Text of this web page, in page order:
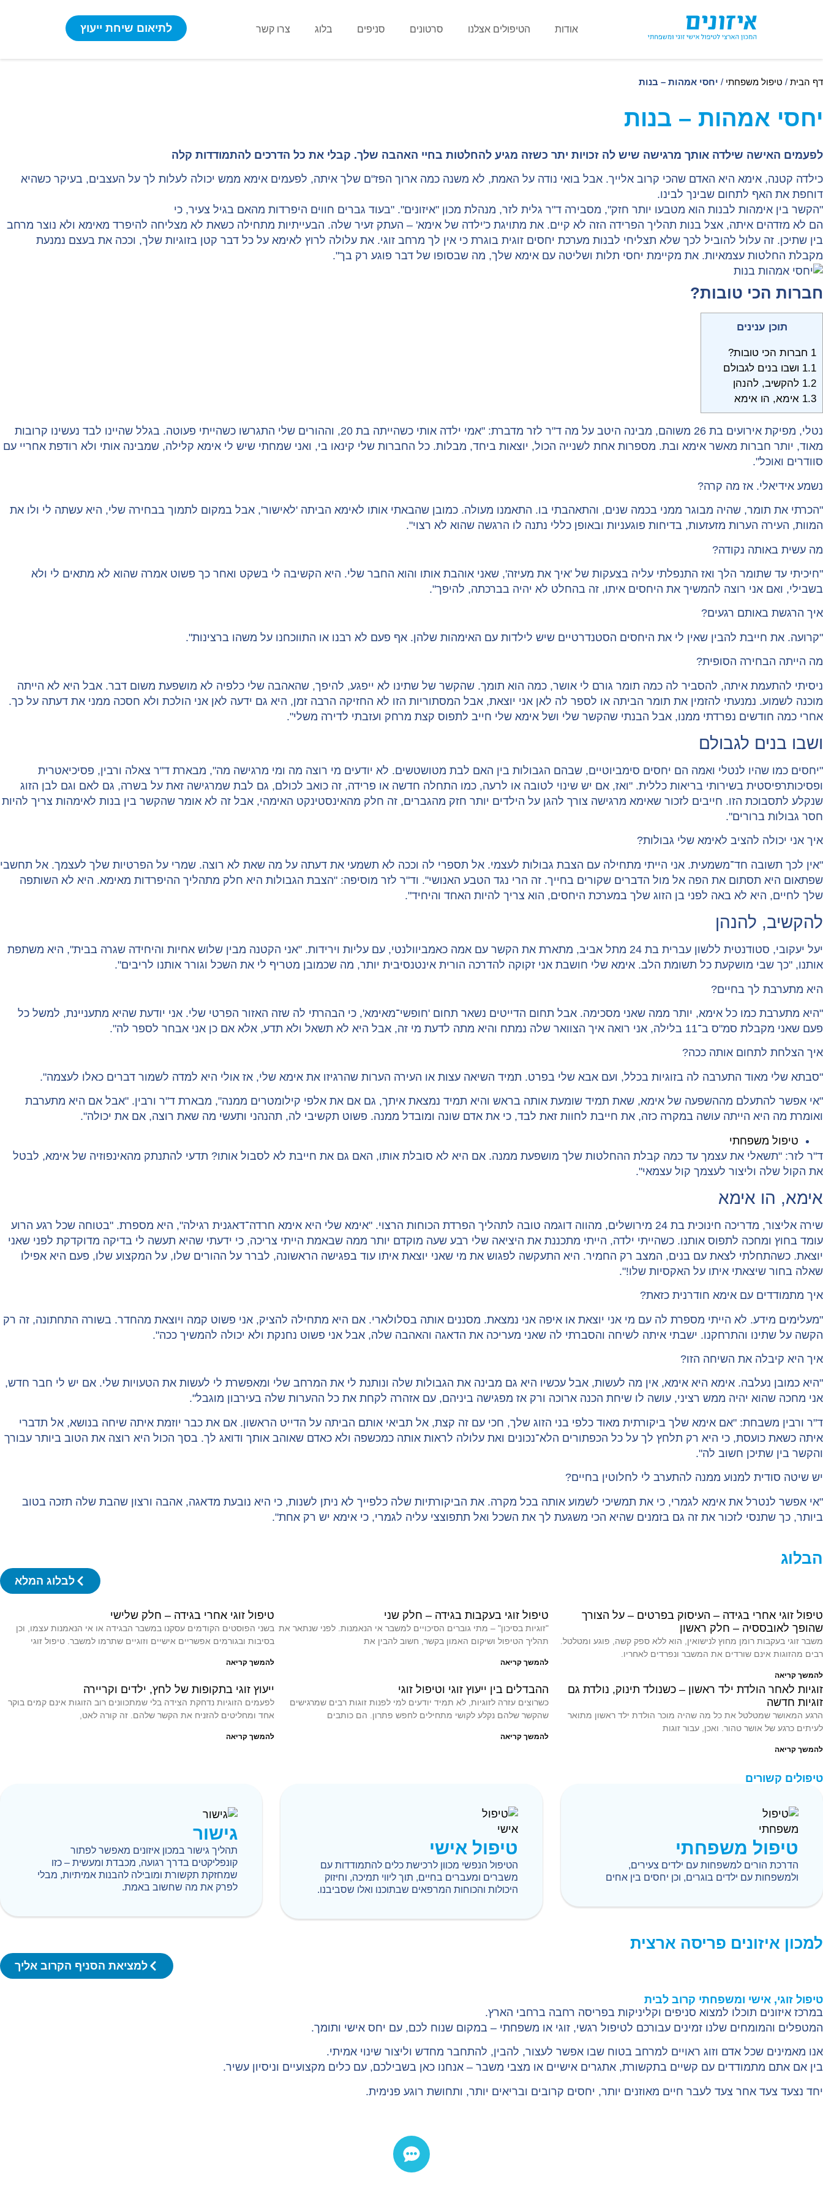
אודות הטיפולים אצלנו סרטונים סניפים בלוג צרו קשר לתיאום שיחת ייעוץ
דף הבית / טיפול משפחתי / יחסי אמהות – בנות
יחסי אמהות – בנות
לפעמים האישה שילדה אותך מרגישה שיש לה זכויות יתר כשזה מגיע להחלטות בחיי האהבה שלך. קבלי את כל הדרכים להתמודדות קלה
כילדה קטנה, אימא היא האדם שהכי קרוב אלייך. אבל בואי נודה על האמת, לא משנה כמה ארוך הפז"ם שלך איתה, לפעמים אימא ממש יכולה לעלות לך על העצבים, בעיקר כשהיא
דוחפת את האף לתחום שבינך לבינו.
"הקשר בין אימהות לבנות הוא מטבעו יותר חזק", מסבירה ד"ר גלית לזר, מנהלת מכון "איזונים". "בעוד גברים חווים היפרדות מהאם בגיל צעיר, כי
הם לא מזדהים איתה, אצל בנות תהליך הפרידה הזה לא קיים. את מתויגת כ'ילדה של אימא' – העתק זעיר שלה. הבעייתיות מתחילה כשאת לא מצליחה להיפרד מאימא ולא נוצר מרחב
בין שתיכן. זה עלול להוביל לכך שלא תצליחי לבנות מערכת יחסים זוגית בוגרת כי אין לך מרחב זוגי. את עלולה לרוץ לאימא על כל דבר קטן בזוגיות שלך, וככה את בעצם נמנעת
מקבלת החלטות עצמאיות. את מקיימת יחסי תלות ושליטה עם אימא שלך, מה שבסופו של דבר פוגע רק בך".
חברות הכי טובות?
תוכן ענינים
1 חברות הכי טובות?
1.1 ושבו בנים לגבולם
1.2 להקשיב, להנהן
1.3 אימא, הו אימא
נטלי, מפיקת אירועים בת 26 משוהם, מבינה היטב על מה ד"ר לזר מדברת: "אמי ילדה אותי כשהייתה בת 20, וההורים שלי התגרשו כשהייתי פעוטה. בגלל שהיינו לבד נעשינו קרובות
מאוד, יותר חברות מאשר אימא ובת. מספרות אחת לשנייה הכול, יוצאות ביחד, מבלות. כל החברות שלי קינאו בי, ואני שמחתי שיש לי אימא קלילה, שמבינה אותי ולא רודפת אחריי עם
סוודרים ואוכל".
נשמע אידיאלי. אז מה קרה?
"הכרתי את תומר, שהיה מבוגר ממני בכמה שנים, והתאהבתי בו. התאמנו מעולה. כמובן שהבאתי אותו לאימא הביתה 'לאישור', אבל במקום לתמוך בבחירה שלי, היא עשתה לי ולו את
המוות, העירה הערות מזעזעות, בדיחות פוגעניות ובאופן כללי נתנה לו הרגשה שהוא לא רצוי".
מה עשית באותה נקודה?
"חיכיתי עד שתומר הלך ואז התנפלתי עליה בצעקות של 'איך את מעיזה', שאני אוהבת אותו והוא החבר שלי. היא הקשיבה לי בשקט ואחר כך פשוט אמרה שהוא לא מתאים לי ולא
בשבילי, ואם אני רוצה להמשיך את היחסים איתו, זה בהחלט לא יהיה בברכתה, להיפך".
איך הרגשת באותם רגעים?
"קרועה. את חייבת להבין שאין לי את היחסים הסטנדרטיים שיש לילדות עם האימהות שלהן. אף פעם לא רבנו או התווכחנו על משהו ברצינות".
מה הייתה הבחירה הסופית?
ניסיתי להתעמת איתה, להסביר לה כמה תומר גורם לי אושר, כמה הוא תומך. שהקשר של שתינו לא ייפגע, להיפך, שהאהבה שלי כלפיה לא מושפעת משום דבר. אבל היא לא הייתה
מוכנה לשמוע. נמנעתי להזמין את תומר הביתה או לספר לה לאן אני יוצאת, אבל המסתוריות הזו לא החזיקה הרבה זמן, היא גם ידעה לאן אני הולכת ולא חסכה ממני את דעתה על כך.
אחרי כמה חודשים נפרדתי ממנו, אבל הבנתי שהקשר שלי ושל אימא שלי חייב לתפוס קצת מרחק ועזבתי לדירה משלי".
ושבו בנים לגבולם
"יחסים כמו שהיו לנטלי ואמה הם יחסים סימביוטיים, שבהם הגבולות בין האם לבת מטושטשים. לא יודעים מי רוצה מה ומי מרגישה מה", מבארת ד"ר צאלה ורבין, פסיכיאטרית
ופסיכותרפיסטית בשירותי בריאות כללית. "ואז, אם יש שינוי לטובה או לרעה, כמו התחלה חדשה או פרידה, זה כואב לכולם, גם לבת שמרגישה זאת על בשרה, גם לאם וגם לבן הזוג
שנקלע לתסבוכת הזו. חייבים לזכור שאימא מרגישה צורך להגן על הילדים יותר חזק מהגברים, זה חלק מהאינסטינקט האימהי, אבל זה לא אומר שהקשר בין בנות לאימהות צריך להיות
חסר גבולות ברורים".
איך אני יכולה להציב לאימא שלי גבולות?
"אין לכך תשובה חד־משמעית. אני הייתי מתחילה עם הצבת גבולות לעצמי. אל תספרי לה וככה לא תשמעי את דעתה על מה שאת לא רוצה. שמרי על הפרטיות שלך לעצמך. אל תחשבי
שפתאום היא תסתום את הפה אל מול הדברים שקורים בחייך. זה הרי נגד הטבע האנושי". וד"ר לזר מוסיפה: "הצבת הגבולות היא חלק מתהליך ההיפרדות מאימא. היא לא השותפה
שלך לחיים, היא לא באה לפני בן הזוג שלך במערכת היחסים, הוא צריך להיות האחד והיחיד".
להקשיב, להנהן
יעל יעקובי, סטודנטית ללשון עברית בת 24 מתל אביב, מתארת את הקשר עם אמה כאמביוולנטי, עם עליות וירידות. "אני הקטנה מבין שלוש אחיות והיחידה שגרה בבית", היא משתפת
אותנו, "כך שבי מושקעת כל תשומת הלב. אימא שלי חושבת אני זקוקה להדרכה הורית אינטנסיבית יותר, מה שכמובן מטריף לי את השכל וגורר אותנו לריבים".
היא מתערבת לך בחיים?
"היא מתערבת כמו כל אימא, יותר ממה שאני מסכימה. אבל תחום הדייטים נשאר תחום 'חופשי־מאימא', כי הבהרתי לה שזה האזור הפרטי שלי. אני יודעת שהיא מתעניינת, למשל כל
פעם שאני מקבלת סמ"ס ב־11 בלילה, אני רואה איך הצוואר שלה נמתח והיא מתה לדעת מי זה, אבל היא לא תשאל ולא תדע, אלא אם כן אני אבחר לספר לה".
איך הצלחת לתחום אותה ככה?
"סבתא שלי מאוד התערבה לה בזוגיות בכלל, ועם אבא שלי בפרט. תמיד השיאה עצות או העירה הערות שהרגיזו את אימא שלי, אז אולי היא למדה לשמור דברים כאלו לעצמה".
"אי אפשר להתעלם מההשפעה של אימא, שאת תמיד שומעת אותה בראש והיא תמיד נמצאת איתך, גם אם את אלפי קילומטרים ממנה", מבארת ד"ר ורבין. "אבל אם היא מתערבת
ואומרת מה היא הייתה עושה במקרה כזה, את חייבת לחוות זאת לבד, כי את אדם שונה ומובדל ממנה. פשוט תקשיבי לה, תהנהני ותעשי מה שאת רוצה, אם את יכולה".
טיפול משפחתי
ד"ר לזר: "תשאלי את עצמך עד כמה קבלת ההחלטות שלך מושפעת ממנה. אם היא לא סובלת אותו, האם גם את חייבת לא לסבול אותו? תדעי להתנתק מהאינפוזיה של אימא, לבטל
את הקול שלה וליצור לעצמך קול עצמאי".
אימא, הו אימא
שירה אליצור, מדריכה חינוכית בת 24 מירושלים, מהווה דוגמה טובה לתהליך הפרדת הכוחות הרצוי. "אימא שלי היא אימא חרדה־דאגנית רגילה", היא מספרת. "בטוחה שכל רגע הרוע
עומד בחוץ ומחכה לתפוס אותנו. כשהייתי ילדה, הייתי מתכננת את היציאה שלי רבע שעה מוקדם יותר ממה שבאמת הייתי צריכה, כי ידעתי שהיא תעשה לי בדיקה מדוקדקת לפני שאני
יוצאת. כשהתחלתי לצאת עם בנים, המצב רק החמיר. היא התעקשה לפגוש את מי שאני יוצאת איתו עוד בפגישה הראשונה, לברר על ההורים שלו, על המקצוע שלו, פעם היא אפילו
שאלה בחור שיצאתי איתו על האקסיות שלו!".
איך מתמודדים עם אימא חודרנית כזאת?
"מעלימים מידע. לא הייתי מספרת לה עם מי אני יוצאת או איפה אני נמצאת. מסננים אותה בסלולארי. אם היא מתחילה להציק, אני פשוט קמה ויוצאת מהחדר. בשורה התחתונה, זה רק
הקשה על שתינו והתרחקנו. ישבתי איתה לשיחה והסברתי לה שאני מעריכה את הדאגה והאהבה שלה, אבל אני פשוט נחנקת ולא יכולה להמשיך ככה".
איך היא קיבלה את השיחה הזו?
"היא כמובן נעלבה. אימא היא אימא, אין מה לעשות, אבל עכשיו היא גם מבינה את הגבולות שלה ונותנת לי את המרחב שלי ומאפשרת לי לעשות את הטעויות שלי. אם יש לי חבר חדש,
אני מחכה שהוא יהיה ממש רציני, עושה לו שיחת הכנה ארוכה ורק אז מפגישה ביניהם, עם אזהרה לקחת את כל ההערות שלה בעירבון מוגבל".
ד"ר ורבין משבחת: "אם אימא שלך ביקורתית מאוד כלפי בני הזוג שלך, חכי עם זה קצת, אל תביאי אותם הביתה על הדייט הראשון. אם את כבר יוזמת איתה שיחה בנושא, אל תדברי
איתה כשאת כועסת, כי היא רק תלחץ לך על כל הכפתורים הלא־נכונים ואת עלולה לראות אותה כמכשפה ולא כאדם שאוהב אותך ודואג לך. בסך הכול היא רוצה את הטוב ביותר עבורך
והקשר בין שתיכן חשוב לה".
יש שיטה סודית למנוע ממנה להתערב לי לחלוטין בחיים?
"אי אפשר לנטרל את אימא לגמרי, כי את תמשיכי לשמוע אותה בכל מקרה. את הביקורתיות שלה כלפייך לא ניתן לשנות, כי היא נובעת מדאגה, אהבה ורצון שהבת שלה תזכה בטוב
ביותר, כך שתנסי לזכור את זה גם בזמנים שהיא הכי משגעת לך את השכל ואל תתפוצצי עליה לגמרי, כי אימא יש רק אחת".
הבלוג
לבלוג המלא
טיפול זוגי אחרי בגידה – העיסוק בפרטים – על הצורך
שהופך לאובססיה – חלק ראשון
משבר זוגי בעקבות רומן מחוץ לנישואין, הוא ללא ספק קשה, פוגע ומטלטל.
רבים מהזוגות אינם שורדים את המשבר ונפרדים לאחריו.
להמשך קריאה
טיפול זוגי בעקבות בגידה – חלק שני
"זוגיות בסיכון" – מתי גוברים הסיכויים למשבר אי הנאמנות. לפני שנתאר את
תהליך הטיפול ושיקום האמון בקשר, חשוב להבין את
להמשך קריאה
טיפול זוגי אחרי בגידה – חלק שלישי
בשני הפוסטים הקודמים עסקנו במשבר הבגידה או אי הנאמנות עצמו, וכן
בסיבות ובגורמים אפשריים אישיים וזוגיים שתרמו למשבר. טיפול זוגי
להמשך קריאה
זוגיות לאחר הולדת ילד ראשון – כשנולד תינוק, נולדת גם
זוגיות חדשה
הרגע המאושר שמטלטל את כל מה שהיה מוכר הולדת ילד ראשון מתואר
לעיתים כרגע של אושר טהור. ואכן, עבור זוגות
להמשך קריאה
ההבדלים בין ייעוץ זוגי וטיפול זוגי
כשרוצים עזרה לזוגיות, לא תמיד יודעים למי לפנות זוגות רבים שמרגישים
שהקשר שלהם נקלע לקושי מתחילים לחפש פתרון. הם כותבים
להמשך קריאה
ייעוץ זוגי בתקופות של לחץ, ילדים וקריירה
לפעמים הזוגיות נדחקת הצידה בלי שמתכוונים רוב הזוגות אינם קמים בוקר
אחד ומחליטים להזניח את הקשר שלהם. זה קורה לאט,
להמשך קריאה
טיפולים קשורים
טיפול משפחתי
הדרכת הורים למשפחות עם ילדים צעירים,
ולמשפחות עם ילדים בוגרים, וכן יחסים בין אחים
טיפול אישי
הטיפול הנפשי מכוון לרכישת כלים להתמודדות עם
משברים ומעברים בחיים, תוך ליווי תמיכה, וחיזוק
היכולות והכוחות המרפאים שבתוכנו ואלו שסביבנו.
גישור
תהליך גישור במכון איזונים מאפשר לפתור
קונפליקטים בדרך רגועה, מכבדת ומעשית – כזו
שמחזקת תקשורת ומובילה להבנות אמיתיות, מבלי
לפרק את מה שחשוב באמת.
למכון איזונים פריסה ארצית
למציאת הסניף הקרוב אליך
טיפול זוגי, אישי ומשפחתי קרוב לבית
במרכז איזונים תוכלו למצוא סניפים וקליניקות בפריסה רחבה ברחבי הארץ.
המטפלים והמומחים שלנו זמינים עבורכם לטיפול רגשי, זוגי או משפחתי – במקום שנוח לכם, עם יחס אישי ותומך.
אנו מאמינים שכל אדם וזוג ראויים למרחב בטוח שבו אפשר לעצור, להבין, להתחבר מחדש וליצור שינוי אמיתי.
בין אם אתם מתמודדים עם קשיים בתקשורת, אתגרים אישיים או מצבי משבר – אנחנו כאן בשבילכם, עם כלים מקצועיים וניסיון עשיר.
יחד נצעד צעד אחר צעד לעבר חיים מאוזנים יותר, יחסים קרובים ובריאים יותר, ותחושת רוגע פנימית.